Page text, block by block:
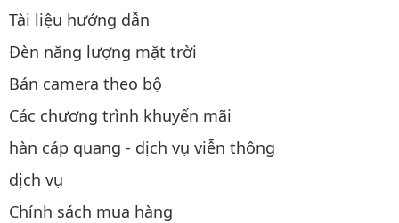
Tài liệu hướng dẫn
Đèn năng lượng mặt trời
Bán camera theo bộ
Các chương trình khuyến mãi
hàn cáp quang - dịch vụ viễn thông
dịch vụ
Chính sách mua hàng